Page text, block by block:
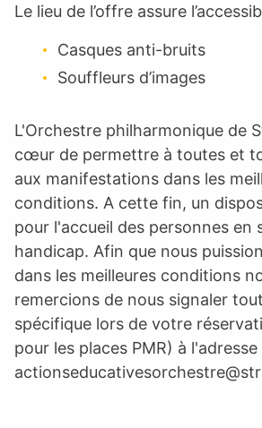
Le lieu de l’offre assure
Casques anti-bruits
Souffleurs d’images
L'Orchestre philharmonique de
cœur de permettre à toutes et
aux manifestations dans les
conditions. A cette fin, un
pour l'accueil des personnes en
handicap. Afin que nous
dans les meilleures conditions
remercions de nous signaler
spécifique lors de votre
pour les places PMR) à l'adresse